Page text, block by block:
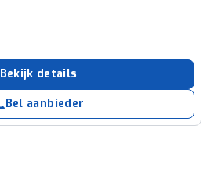
Bekijk details
Bel aanbieder